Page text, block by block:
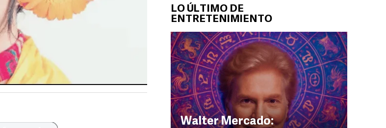
LO ÚLTIMO DE
ENTRETENIMIENTO
Walter Mercado: